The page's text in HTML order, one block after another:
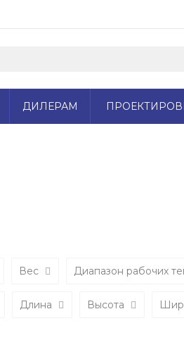
ДИЛЕРАМ
Вес Диапазон рабочих
Длина Высота